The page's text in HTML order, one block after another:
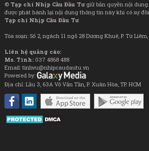
© Tạp chí Nhịp Cầu Đầu Tưgiữ bản quyền nội
được phát hành lại nội dung thông tin này khi có sự
Tạp chí Nhịp Cầu Đầu Tư
Tòa soạn: Số 2, ngách 11 ngõ 28 Dương Khuê, P. Từ
Liên hệ quảng cáo:
Ms. Tình: 037 4868 488
Email: tinhvu@nhipcaudautu.vn
Powered by:
Địa chỉ: Lầu 3, 63A Võ Văn Tần, P. Xuân Hòa, TP. HCM